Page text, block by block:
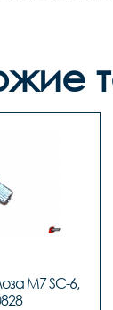
M7 SC-6,